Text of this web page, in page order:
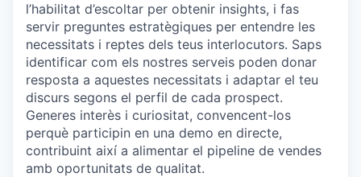
l’habilitat d’escoltar per obtenir insights, i fas
servir preguntes estratègiques per entendre les
necessitats i reptes dels teus interlocutors. Saps
identificar com els nostres serveis poden donar
resposta a aquestes necessitats i adaptar el teu
discurs segons el perfil de cada prospect.
Generes interès i curiositat, convencent-los
perquè participin en una demo en directe,
contribuint així a alimentar el pipeline de vendes
amb oportunitats de qualitat.